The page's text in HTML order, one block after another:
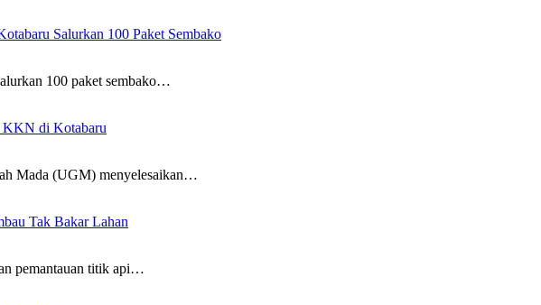
Salurkan 100 Paket Sembako
100 paket sembako…
KKN di Kotabaru
Mada (UGM) menyelesaikan…
Tak Bakar Lahan
pemantauan titik api…